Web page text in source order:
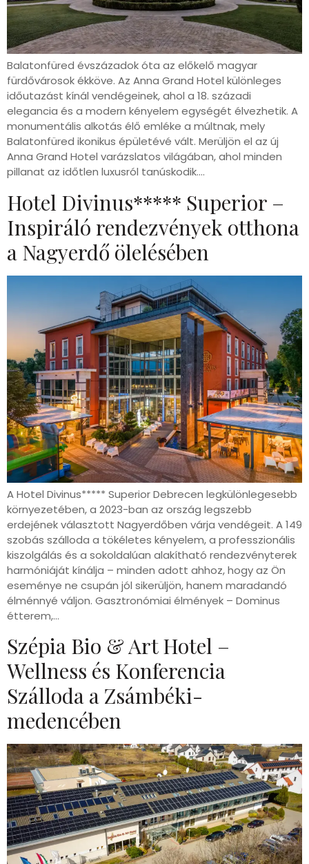
Balatonfüred évszázadok óta az előkelő magyar
fürdővárosok ékköve. Az Anna Grand Hotel különleges
időutazást kínál vendégeinek, ahol a 18. századi
elegancia és a modern kényelem egységét élvezhetik. A
monumentális alkotás élő emléke a múltnak, mely
Balatonfüred ikonikus épületévé vált. Merüljön el az új
Anna Grand Hotel varázslatos világában, ahol minden
pillanat az időtlen luxusról tanúskodik….
Hotel Divinus***** Superior –
Inspiráló rendezvények otthona
a Nagyerdő ölelésében
A Hotel Divinus***** Superior Debrecen legkülönlegesebb
környezetében, a 2023-ban az ország legszebb
erdejének választott Nagyerdőben várja vendégeit. A 149
szobás szálloda a tökéletes kényelem, a professzionális
kiszolgálás és a sokoldalúan alakítható rendezvényterek
harmóniáját kínálja – minden adott ahhoz, hogy az Ön
eseménye ne csupán jól sikerüljön, hanem maradandó
élménnyé váljon. Gasztronómiai élmények – Dominus
étterem,…
Szépia Bio & Art Hotel –
Wellness és Konferencia
Szálloda a Zsámbéki-
medencében